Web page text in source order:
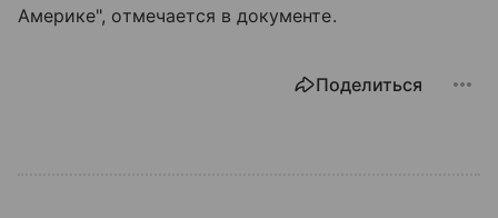
Америке", отмечается в документе.
Поделиться